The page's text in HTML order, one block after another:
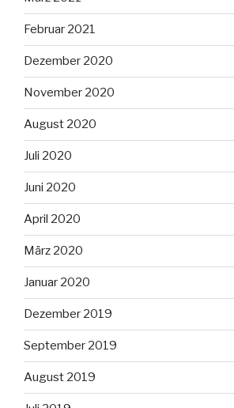
Februar 2021
Dezember 2020
November 2020
August 2020
Juli 2020
Juni 2020
April 2020
März 2020
Januar 2020
Dezember 2019
September 2019
August 2019